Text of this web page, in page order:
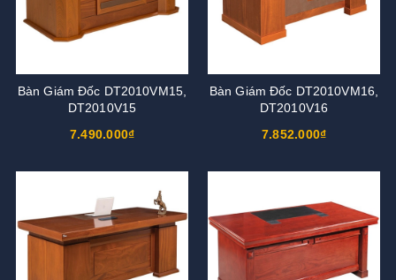
Bàn Giám Đốc DT2010VM15,
DT2010V15
7.490.000₫
Bàn Giám Đốc DT2010VM16,
DT2010V16
7.852.000₫